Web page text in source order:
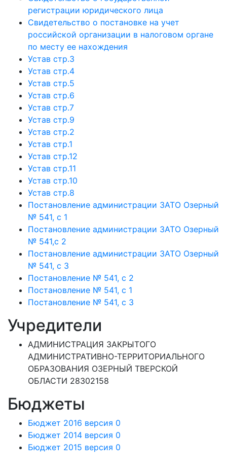
регистрации юридического лица
Свидетельство о постановке на учет
российской организации в налоговом органе
по месту ее нахождения
Устав стр.3
Устав стр.4
Устав стр.5
Устав стр.6
Устав стр.7
Устав стр.9
Устав стр.2
Устав стр.1
Устав стр.12
Устав стр.11
Устав стр.10
Устав стр.8
Постановление администрации ЗАТО Озерный
№ 541, с 1
Постановление администрации ЗАТО Озерный
№ 541,с 2
Постановление администрации ЗАТО Озерный
№ 541, с 3
Постановление № 541, с 2
Постановление № 541, с 1
Постановление № 541, с 3
Учредители
АДМИНИСТРАЦИЯ ЗАКРЫТОГО
АДМИНИСТРАТИВНО-ТЕРРИТОРИАЛЬНОГО
ОБРАЗОВАНИЯ ОЗЕРНЫЙ ТВЕРСКОЙ
ОБЛАСТИ 28302158
Бюджеты
Бюджет 2016 версия 0
Бюджет 2014 версия 0
Бюджет 2015 версия 0